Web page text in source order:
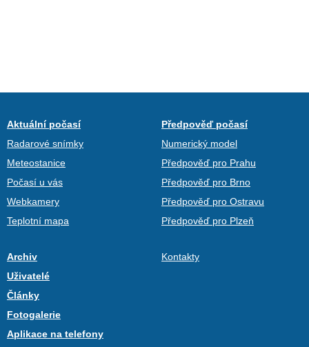
Aktuální počasí
Radarové snímky
Meteostanice
Počasí u vás
Webkamery
Teplotní mapa
Předpověď počasí
Numerický model
Předpověď pro Prahu
Předpověď pro Brno
Předpověď pro Ostravu
Předpověď pro Plzeň
Archiv
Uživatelé
Články
Fotogalerie
Aplikace na telefony
Kontakty